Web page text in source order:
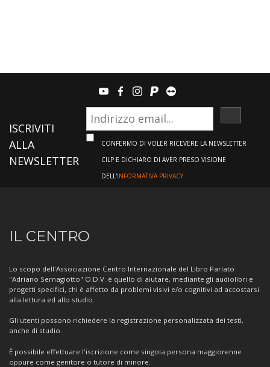
youtubefacebook
instagram
paypalteamviewer
ISCRIVITI
ALLA
NEWSLETTER
CONFERMO DI VOLER RICEVERE LA NEWSLETTER
CILP E DICHIARO DI AVER PRESO VISIONE
DELL'INFORMATIVA PRIVACY.
Informazioni
sul
Centro
IL CENTRO
Lo scopo dell'Associazione Centro Internazionale del Libro Parlato
"Adriano Sernagiotto" O.D.V. è quello di aiutare, mediante gli audiolibri e
progetti specifici, chi è affetto da problemi visivi e/o cognitivi ad accostarsi
alla lettura ed allo studio.
Gli utenti possono richiedere la registrazione personalizzata dei testi,
anche di studio.
È possibile effettuare l'iscrizione come singola persona maggiorenne
oppure come genitore o tutore di minore.